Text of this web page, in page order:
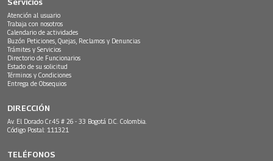
Atención al usuario
Trabaja con nosotros
Calendario de actividades
Buzón Peticiones, Quejas, Reclamos y Denuncias
Trámites y Servicios
Directorio de Funcionarios
Estado de su solicitud
Términos y Condiciones
Entrega de Obsequios
DIRECCIÓN
Av. El Dorado Cr.45 # 26 - 33 Bogotá D.C. Colombia.
Código Postal: 111321
TELÉFONOS